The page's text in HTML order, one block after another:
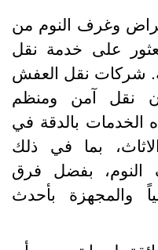
وغرف النوم من
على خدمة نقل
شركات نقل العفش
نقل آمن ومنظم
بالدقة في
بما في ذلك
بفضل فرق
والمجهزة بأحدث